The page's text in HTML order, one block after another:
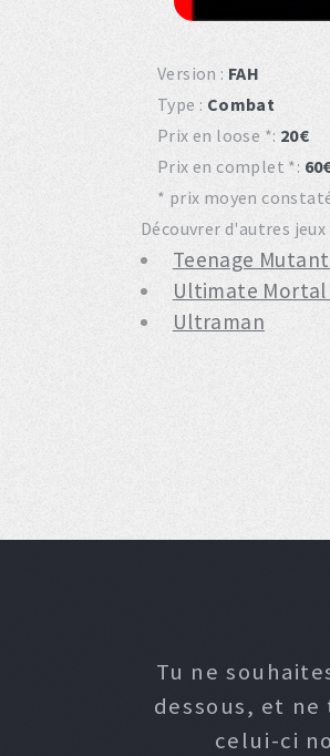
Version : FAH
Type : Combat
Prix en loose *: 20€
Prix en complet *:
* prix moyen
Découvrer d'autres
Teenage
Ultimate Mortal
Ultraman
Tu ne
dessous, et
celui-ci